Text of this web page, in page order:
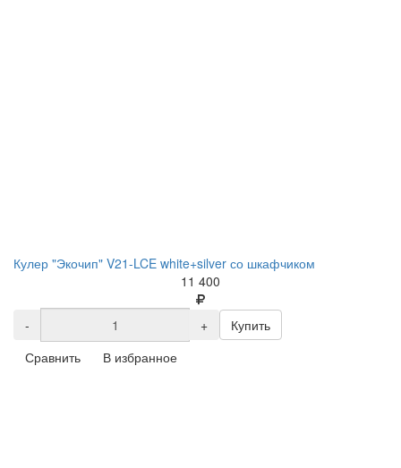
Кулер "Экочип" V21-LCE white+silver со шкафчиком
11 400
- +
Купить
Сравнить
В избранное